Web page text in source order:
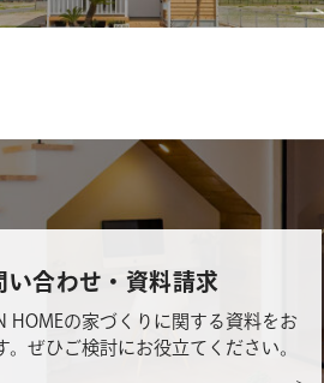
い合わせ・資料請求
HOMEの家づくりに関する資料をお
。ぜひご検討にお役立てください。